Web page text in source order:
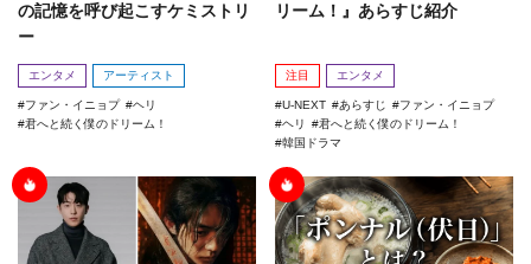
の記憶を呼び起こすケミストリ
ー
エンタメ アーティスト
ファン・イニョプ
ヘリ
君へと続く僕のドリーム！
リーム！』あらすじ紹介
注目 エンタメ
U-NEXT あらすじ
ファン・イニョプ
ヘリ
君へと続く僕のドリーム！
韓国ドラマ